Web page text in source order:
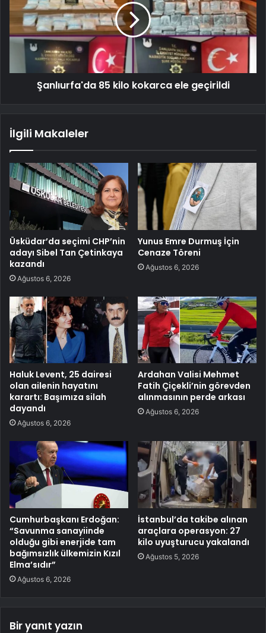
Şanlıurfa'da 85 kilo kokarca ele geçirildi
İlgili Makaleler
Üsküdar’da seçimi CHP’nin
adayı Sibel Tan Çetinkaya
kazandı
Ağustos 6, 2026
Yunus Emre Durmuş İçin
Cenaze Töreni
Ağustos 6, 2026
Haluk Levent, 25 dairesi
olan ailenin hayatını
karartı: Başımıza silah
dayandı
Ağustos 6, 2026
Ardahan Valisi Mehmet
Fatih Çiçekli’nin görevden
alınmasının perde arkası
Ağustos 6, 2026
Cumhurbaşkanı Erdoğan:
“Savunma sanayiinde
olduğu gibi enerjide tam
bağımsızlık ülkemizin Kızıl
Elma’sıdır”
Ağustos 6, 2026
İstanbul’da takibe alınan
araçlara operasyon: 27
kilo uyuşturucu yakalandı
Ağustos 5, 2026
Bir yanıt yazın